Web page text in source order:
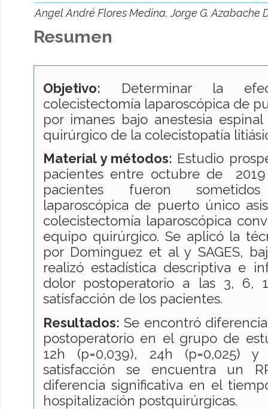
Angel André Flores Medina, Jorge G. Azabache
Resumen
Objetivo: Determinar la
colecistectomía laparoscópica de
por imanes bajo anestesia
quirúrgico de la colecistopatía
Material y métodos: Estudio
pacientes entre octubre de
pacientes fueron
laparoscópica de puerto único
colecistectomía laparoscópica
equipo quirúrgico. Se aplicó la
por Dominguez et al y SAGES,
realizó estadística descriptiva e
dolor postoperatorio a las 3, 6,
satisfacción de los pacientes.
Resultados: Se encontró
postoperatorio en el grupo de
12h (p=0,039), 24h (p=0,025)
satisfacción se encuentra un
diferencia significativa en el
hospitalización postquirúrgicas.